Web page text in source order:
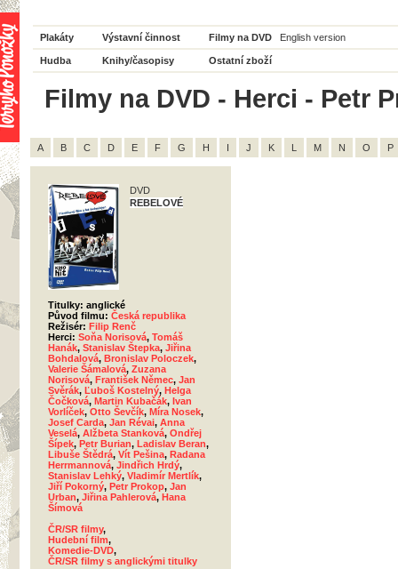
Plakáty Výstavní činnost Filmy na DVD English version
Hudba Knihy/časopisy Ostatní zboží
Filmy na DVD - Herci - Petr
A B C D E F G H I J K L M N O P
DVD
REBELOVÉ
Titulky: anglické
Původ filmu: Česká republika
Režisér: Filip Renč
Herci: Soňa Norisová, Tomáš
Hanák, Stanislav Štepka, Jiřina
Bohdalová, Bronislav Poloczek,
Valerie Šámalová, Zuzana
Norisová, František Němec, Jan
Svěrák, Ľuboš Kostelný, Helga
Čočková, Martin Kubačák, Ivan
Vorlíček, Otto Ševčík, Míra Nosek,
Josef Carda, Jan Révai, Anna
Veselá, Alžbeta Stanková, Ondřej
Šípek, Petr Burian, Ladislav Beran,
Libuše Štědrá, Vít Pešina, Radana
Herrmannová, Jindřich Hrdý,
Stanislav Lehký, Vladimír Mertlík,
Jiří Pokorný, Petr Prokop, Jan
Urban, Jiřina Pahlerová, Hana
Šímová
ČR/SR filmy,
Hudební film,
Komedie-DVD,
ČR/SR filmy s anglickými titulky